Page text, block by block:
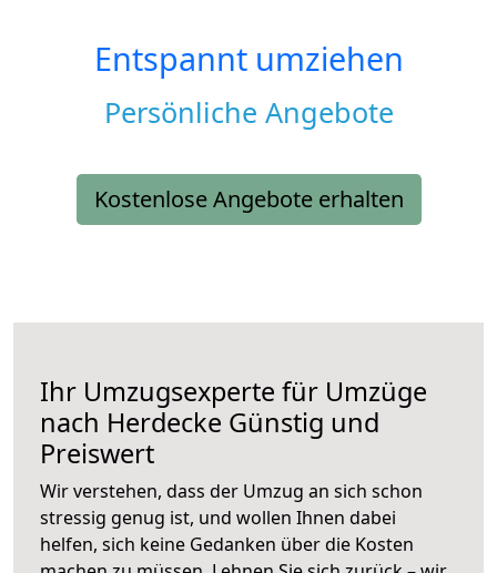
Entspannt umziehen
Persönliche Angebote
Kostenlose Angebote erhalten
Ihr Umzugsexperte für Umzüge
nach Herdecke Günstig und
Preiswert
Wir verstehen, dass der Umzug an sich schon
stressig genug ist, und wollen Ihnen dabei
helfen, sich keine Gedanken über die Kosten